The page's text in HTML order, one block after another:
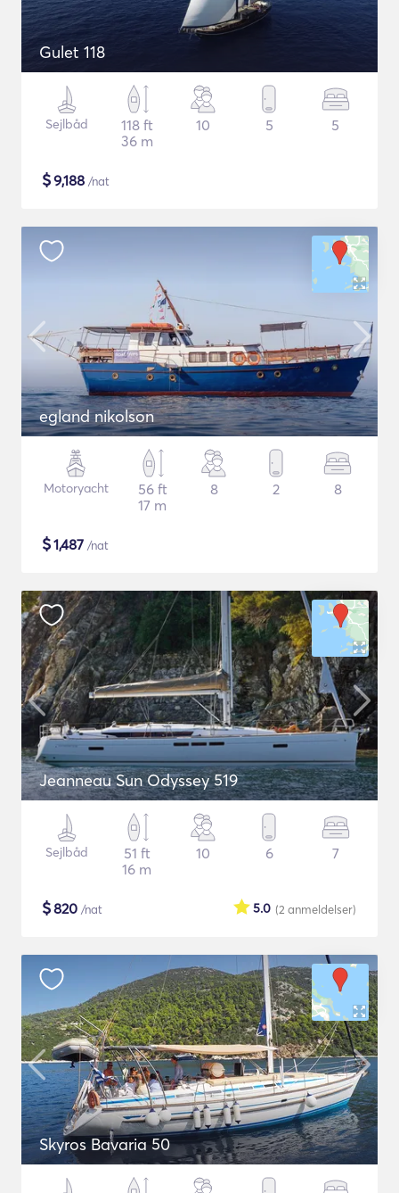
Gulet 118
Sejlbåd
118 ft
36 m
10 5 5
$9,188 /nat
egland nikolson
Motoryacht
56 ft
17 m
8 2 8
$1,487 /nat
Jeanneau Sun Odyssey 519
Sejlbåd
51 ft
16 m
10 6 7
$820 /nat (2 anmeldelser)
5.0
Skyros Bavaria 50